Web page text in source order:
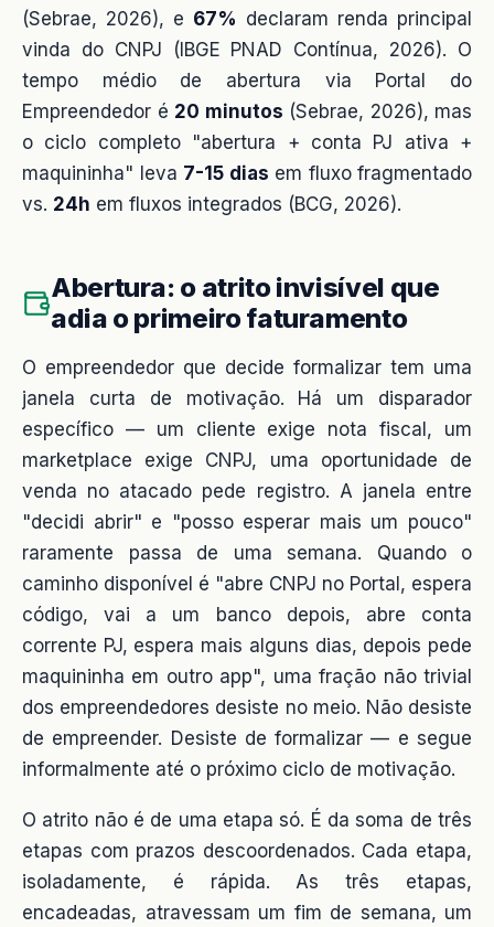
(Sebrae, 2026), e 67% declaram renda principal
vinda do CNPJ (IBGE PNAD Contínua, 2026). O
tempo médio de abertura via Portal do
Empreendedor é 20 minutos (Sebrae, 2026), mas
o ciclo completo "abertura + conta PJ ativa +
maquininha" leva 7-15 dias em fluxo fragmentado
vs. 24h em fluxos integrados (BCG, 2026).
Abertura: o atrito invisível que
adia o primeiro faturamento
O empreendedor que decide formalizar tem uma
janela curta de motivação. Há um disparador
específico — um cliente exige nota fiscal, um
marketplace exige CNPJ, uma oportunidade de
venda no atacado pede registro. A janela entre
"decidi abrir" e "posso esperar mais um pouco"
raramente passa de uma semana. Quando o
caminho disponível é "abre CNPJ no Portal, espera
código, vai a um banco depois, abre conta
corrente PJ, espera mais alguns dias, depois pede
maquininha em outro app", uma fração não trivial
dos empreendedores desiste no meio. Não desiste
de empreender. Desiste de formalizar — e segue
informalmente até o próximo ciclo de motivação.
O atrito não é de uma etapa só. É da soma de três
etapas com prazos descoordenados. Cada etapa,
isoladamente, é rápida. As três etapas,
encadeadas, atravessam um fim de semana, um